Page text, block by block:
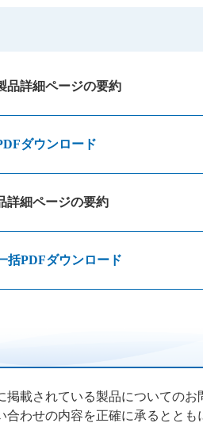
品詳細ページの要約
ダウンロード
詳細ページの要約
括PDFダウンロード
掲載されている製品についてのお
合わせの内容を正確に承るとと